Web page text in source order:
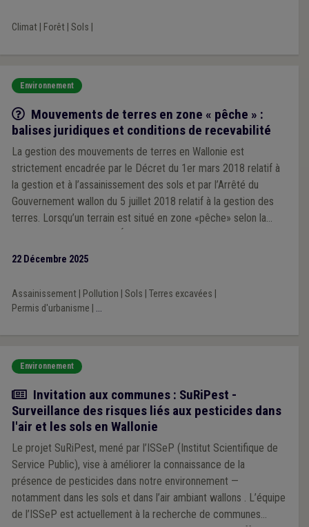
Climat| Forêt| Sols
Environnement
Q/R
Mouvements de terres en zone « pêche » :
balises juridiques et conditions de recevabilité
La gestion des mouvements de terres en Wallonie est
strictement encadrée par le Décret du 1er mars 2018 relatif à
la gestion et à l’assainissement des sols et par l’Arrêté du
Gouvernement wallon du 5 juillet 2018 relatif à la gestion des
terres. Lorsqu’un terrain est situé en zone «pêche» selon la
22 Décembre 2025
Assainissement| Pollution Sols Terres excavées
Permis d'urbanisme
...
Environnement
Actualité
Invitation aux communes : SuRiPest -
Surveillance des risques liés aux pesticides dans
l'air et les sols en Wallonie
Le projet SuRiPest, mené par l’ISSeP (Institut Scientifique de
Service Public), vise à améliorer la connaissance de la
présence de pesticides dans notre environnement —
notamment dans les sols et dans l’air ambiant wallons . L’équipe
de l’ISSeP est actuellement à la recherche de communes